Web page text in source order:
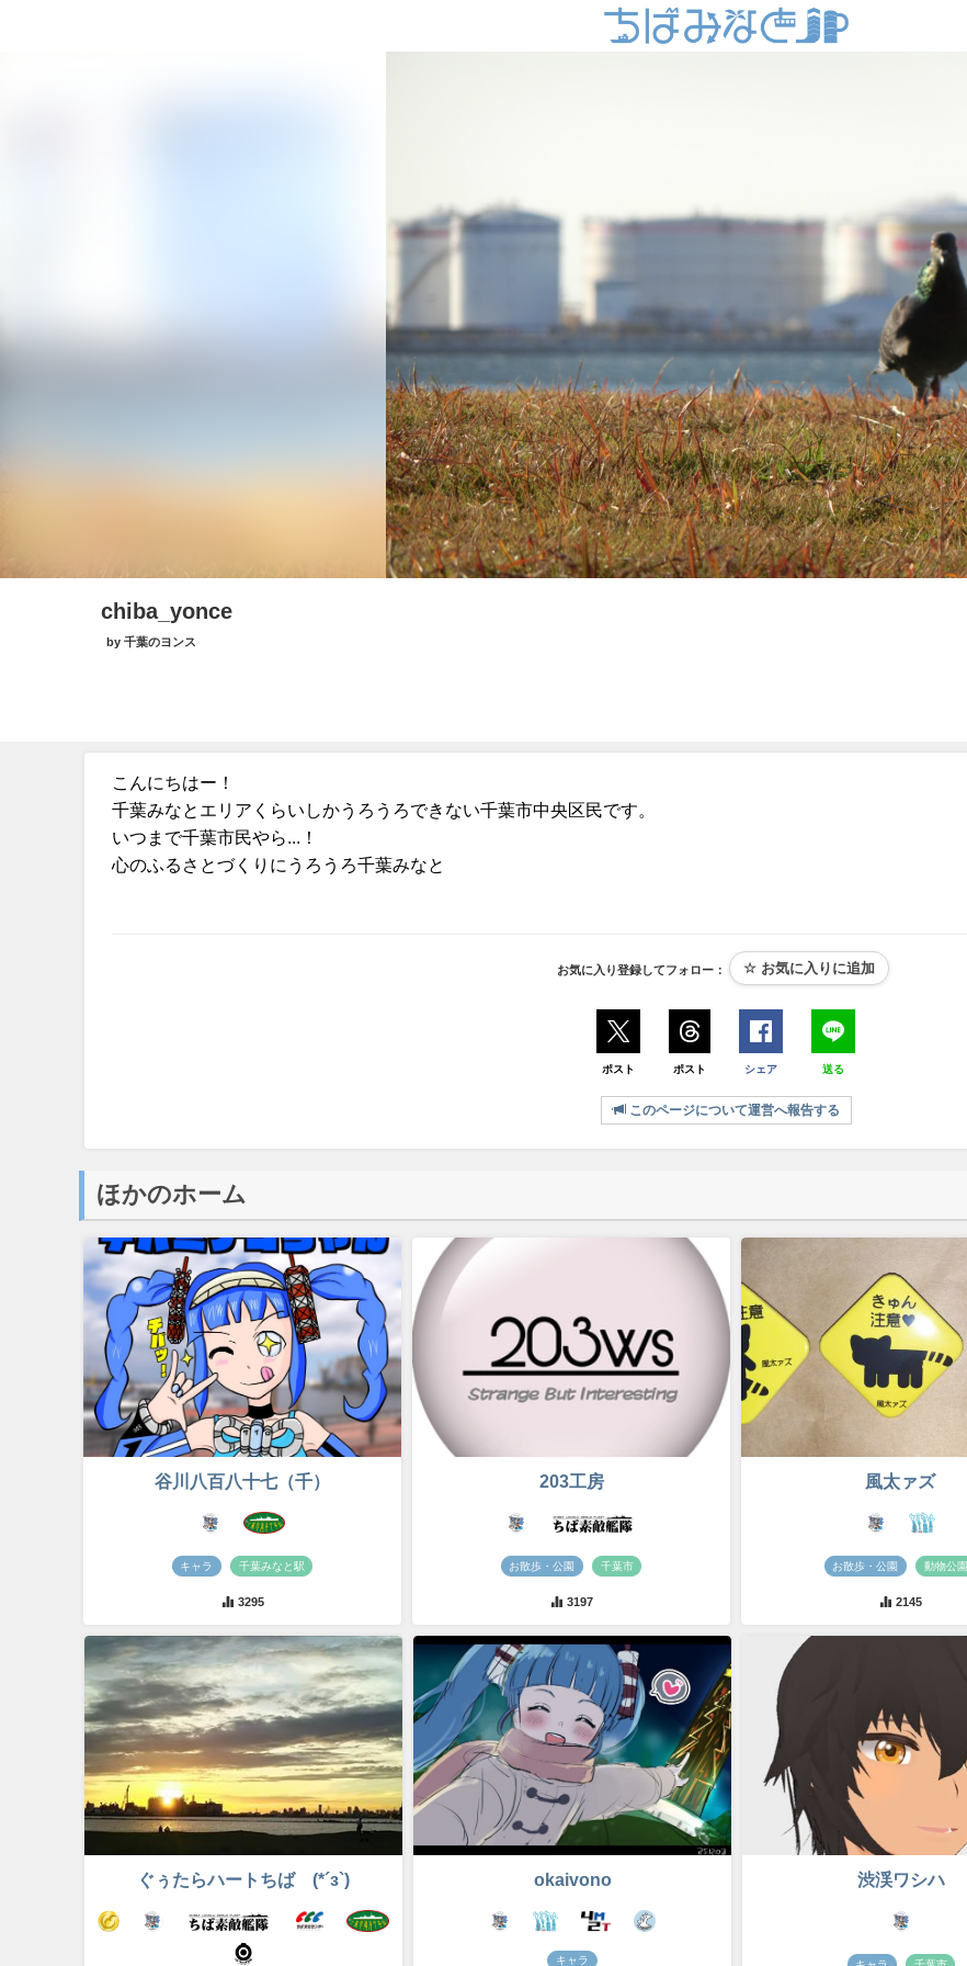
chiba_yonce
by 千葉のヨンス
こんにちはー！
千葉みなとエリアくらいしかうろうろできない千葉市中央区民です。
いつまで千葉市民やら...！
心のふるさとづくりにうろうろ千葉みなと
お気に入り登録してフォロー：
ポスト ポスト シェア 送る
このページについて運営へ報告する
ほかのホーム
谷川八百八十七（千）
キャラ 千葉みなと駅
3295
203工房
お散歩・公園 千葉市
3197
風太ァズ
お散歩・公園 動物公園
2145
ぐぅたらハートちば (*´з`) okaivono
キャラ
渋渓ワシハ